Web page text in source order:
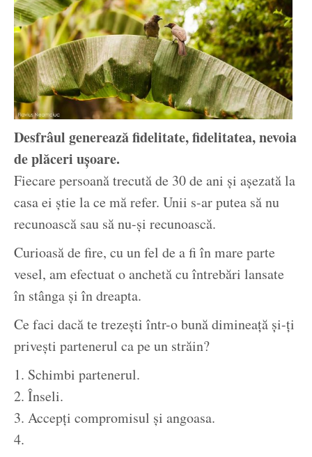
Desfrâul generează fidelitate, fidelitatea, nevoia
de plăceri ușoare.
Fiecare persoană trecută de 30 de ani și așezată la
casa ei știe la ce mă refer. Unii s-ar putea să nu
recunoască sau să nu-și recunoască.
Curioasă de fire, cu un fel de a fi în mare parte
vesel, am efectuat o anchetă cu întrebări lansate
în stânga și în dreapta.
Ce faci dacă te trezești într-o bună dimineață și-ți
privești partenerul ca pe un străin?
1. Schimbi partenerul.
2. Înseli.
3. Accepți compromisul și angoasa.
4.